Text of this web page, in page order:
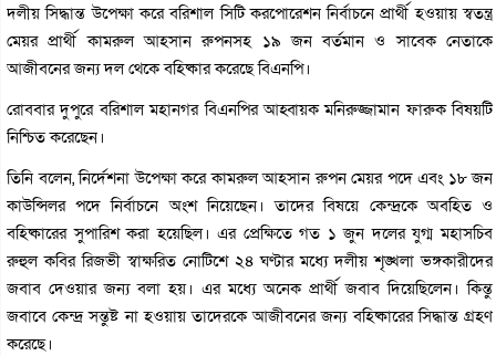
দলীয় সিদ্ধান্ত উপেক্ষা করে বরিশাল সিটি করপোরেশন নির্বাচনে প্রার্থী হওয়ায় স্বতন্ত্র
মেয়র প্রার্থী কামরুল আহসান রুপনসহ ১৯ জন বর্তমান ও সাবেক নেতাকে
আজীবনের জন্য দল থেকে বহিষ্কার করেছে বিএনপি।
রোববার দুপুরে বরিশাল মহানগর বিএনপির আহ্বায়ক মনিরুজ্জামান ফারুক বিষয়টি
নিশ্চিত করেছেন।
তিনি বলেন, নির্দেশনা উপেক্ষা করে কামরুল আহসান রুপন মেয়র পদে এবং ১৮ জন
কাউন্সিলর পদে নির্বাচনে অংশ নিয়েছেন। তাদের বিষয়ে কেন্দ্রকে অবহিত ও
বহিষ্কারের সুপারিশ করা হয়েছিল। এর প্রেক্ষিতে গত ১ জুন দলের যুগ্ম মহাসচিব
রুহুল কবির রিজভী স্বাক্ষরিত নোটিশে ২৪ ঘণ্টার মধ্যে দলীয় শৃঙ্খলা ভঙ্গকারীদের
জবাব দেওয়ার জন্য বলা হয়। এর মধ্যে অনেক প্রার্থী জবাব দিয়েছিলেন। কিন্তু
জবাবে কেন্দ্র সন্তুষ্ট না হওয়ায় তাদেরকে আজীবনের জন্য বহিষ্কারের সিদ্ধান্ত গ্রহণ
করেছে।